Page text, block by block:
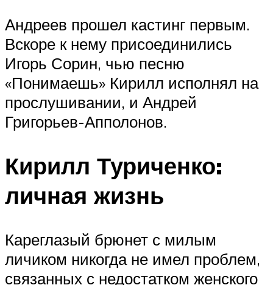
Андреев прошел кастинг первым.
Вскоре к нему присоединились
Игорь Сорин, чью песню
«Понимаешь» Кирилл исполнял на
прослушивании, и Андрей
Григорьев-Апполонов.
Кирилл Туриченко:
личная жизнь
Кареглазый брюнет с милым
личиком никогда не имел проблем,
связанных с недостатком женского